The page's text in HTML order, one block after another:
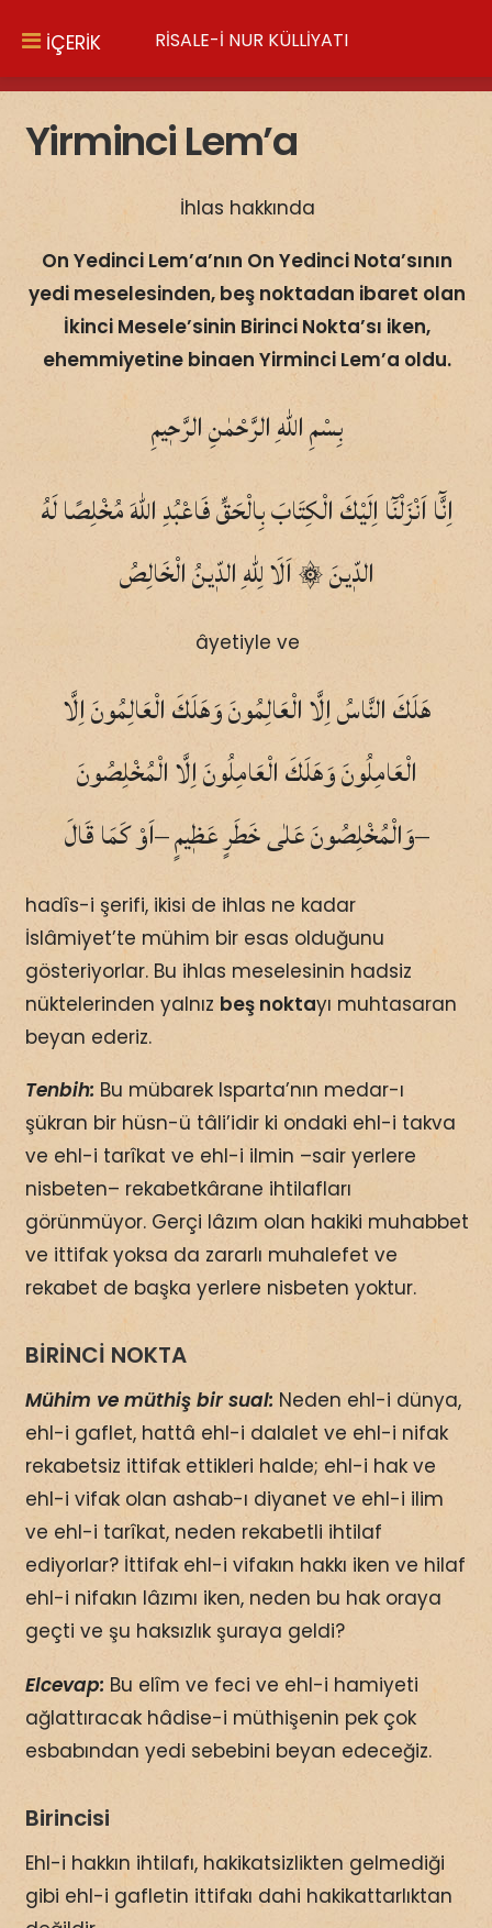
Yirminci Lem’a
İhlas hakkında
On Yedinci Lem’a’nın On Yedinci Nota’sının
yedi meselesinden, beş noktadan ibaret olan
İkinci Mesele’sinin Birinci Nokta’sı iken,
ehemmiyetine binaen Yirminci Lem’a oldu.
بِسْمِ اللّٰهِ الرَّحْمٰنِ الرَّحٖيمِ
اِنَّٓا اَنْزَلْنَٓا اِلَيْكَ الْكِتَابَ بِالْحَقِّ فَاعْبُدِ اللّٰهَ مُخْلِصًا لَهُ
الدّٖينَ ۞ اَلَا لِلّٰهِ الدّٖينُ الْخَالِصُ
âyetiyle ve
هَلَكَ النَّاسُ اِلَّا الْعَالِمُونَ وَهَلَكَ الْعَالِمُونَ اِلَّا
الْعَامِلُونَ وَهَلَكَ الْعَامِلُونَ اِلَّا الْمُخْلِصُونَ
وَالْمُخْلِصُونَ عَلٰى خَطَرٍ عَظٖيمٍ –اَوْ كَمَا قَالَ–
hadîs-i şerifi, ikisi de ihlas ne kadar
İslâmiyet’te mühim bir esas olduğunu
gösteriyorlar. Bu ihlas meselesinin hadsiz
nüktelerinden yalnız beş noktayı muhtasaran
beyan ederiz.
Tenbih: Bu mübarek Isparta’nın medar-ı
şükran bir hüsn-ü tâli’idir ki ondaki ehl-i takva
ve ehl-i tarîkat ve ehl-i ilmin –sair yerlere
nisbeten– rekabetkârane ihtilafları
görünmüyor. Gerçi lâzım olan hakiki muhabbet
ve ittifak yoksa da zararlı muhalefet ve
rekabet de başka yerlere nisbeten yoktur.
BİRİNCİ NOKTA
Mühim ve müthiş bir sual: Neden ehl-i dünya,
ehl-i gaflet, hattâ ehl-i dalalet ve ehl-i nifak
rekabetsiz ittifak ettikleri halde; ehl-i hak ve
ehl-i vifak olan ashab-ı diyanet ve ehl-i ilim
ve ehl-i tarîkat, neden rekabetli ihtilaf
ediyorlar? İttifak ehl-i vifakın hakkı iken ve hilaf
ehl-i nifakın lâzımı iken, neden bu hak oraya
geçti ve şu haksızlık şuraya geldi?
Elcevap: Bu elîm ve feci ve ehl-i hamiyeti
ağlattıracak hâdise-i müthişenin pek çok
esbabından yedi sebebini beyan edeceğiz.
Birincisi
Ehl-i hakkın ihtilafı, hakikatsizlikten gelmediği
gibi ehl-i gafletin ittifakı dahi hakikattarlıktan
İÇERİK RİSALE-İ NUR KÜLLİYATI